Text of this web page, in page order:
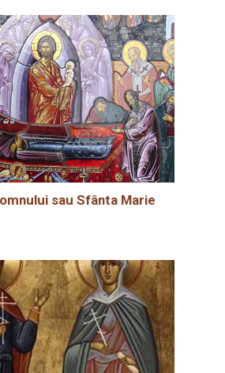
sau Sfânta Marie